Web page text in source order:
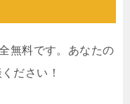
無料です。あなたの
ださい！